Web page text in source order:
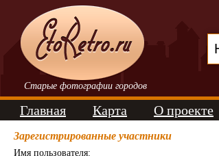
Старые фотографии городов
Главная Карта О проекте
Зарегистрированные участники
Имя пользователя: